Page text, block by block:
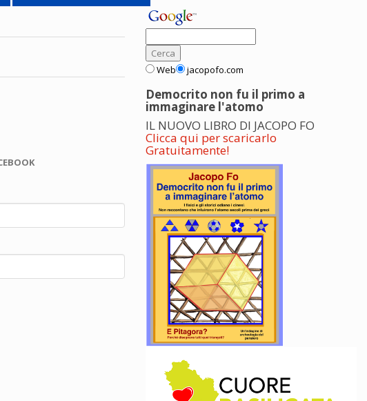
Web jacopofo.com
Democrito non fu il primo a
immaginare l'atomo
IL NUOVO LIBRO DI JACOPO FO
Clicca qui per scaricarlo
Gratuitamente!